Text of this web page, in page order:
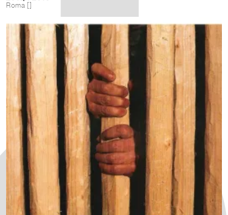
Roma []